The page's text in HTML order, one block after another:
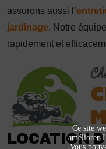
assurons aussi l’
jardinage. Notre
rapidement et
LOCATION
Ce site
améliorer
Vous